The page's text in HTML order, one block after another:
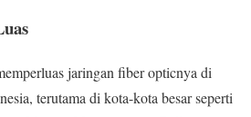
jaringan fiber opticnya di
terutama di kota-kota besar seperti